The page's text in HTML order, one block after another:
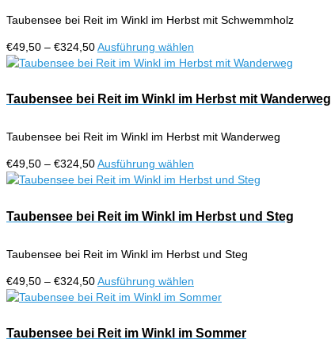
werden
Die
können
auf
Produktseite
werden
Taubensee bei Reit im Winkl im Herbst mit Schwemmholz
€49,50 – €324,50Preisspanne:
€49,50
€324,50
Ausführung wählen
Produkt
mehrere
Die
können
auf
Produktseite
werden
Taubensee bei Reit im Winkl im Herbst mit Wanderweg
Taubensee bei Reit im Winkl im Herbst mit Wanderweg
€49,50 – €324,50Preisspanne:
€49,50
€324,50
Ausführung wählen
Produkt
mehrere
Varianten
Die
können
auf
Produktseite
Taubensee bei Reit im Winkl im Herbst und Steg
Taubensee bei Reit im Winkl im Herbst und Steg
€49,50 – €324,50Preisspanne:
€49,50
€324,50
Ausführung wählen
Produkt
mehrere
Varianten
Taubensee bei Reit im Winkl im Sommer